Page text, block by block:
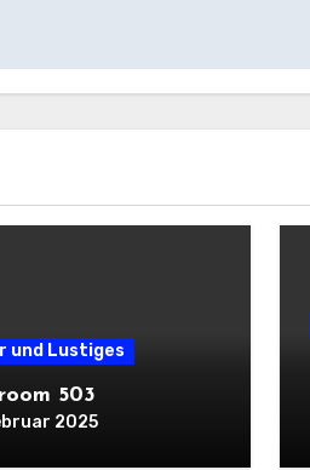
und Lustiges
503
2025